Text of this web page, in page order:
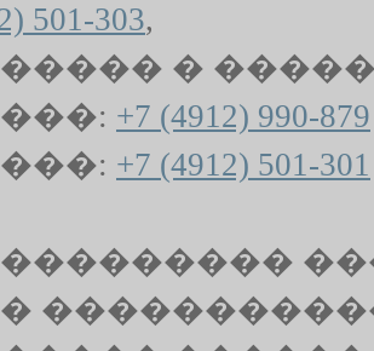
501-303,
�
+7 (4912) 990-879
+7 (4912) 501-301